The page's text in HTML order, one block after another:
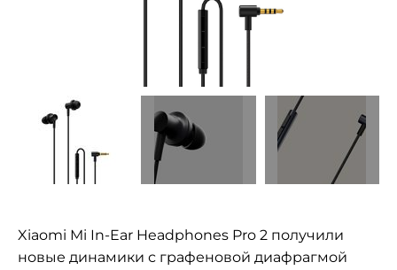
Xiaomi Mi In-Ear Headphones Pro 2 получили
новые динамики с графеновой диафрагмой